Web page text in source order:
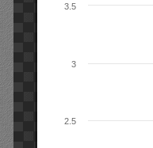
2.5
3
3.5